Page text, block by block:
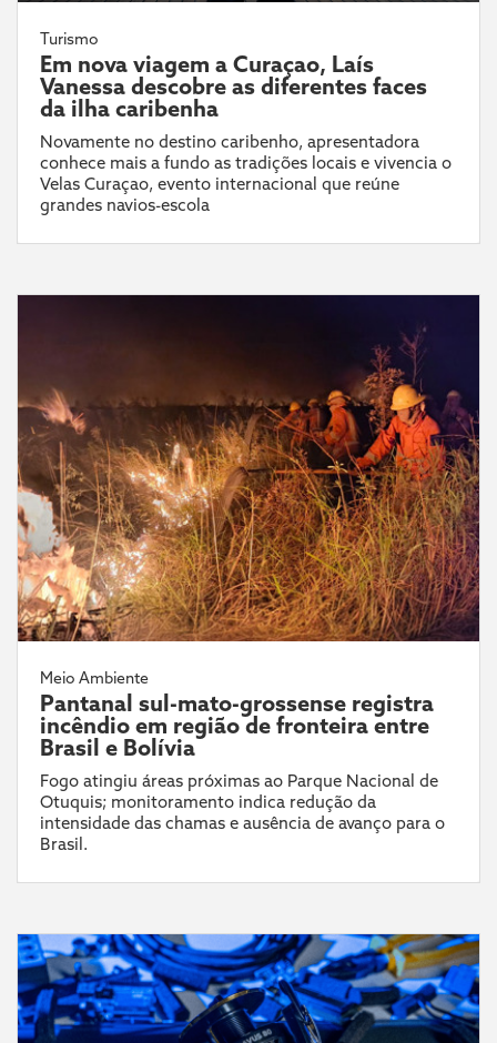
Turismo
Em nova viagem a Curaçao, Laís
Vanessa descobre as diferentes faces
da ilha caribenha
Novamente no destino caribenho, apresentadora
conhece mais a fundo as tradições locais e vivencia o
Velas Curaçao, evento internacional que reúne
grandes navios-escola
Meio Ambiente
Pantanal sul-mato-grossense registra
incêndio em região de fronteira entre
Brasil e Bolívia
Fogo atingiu áreas próximas ao Parque Nacional de
Otuquis; monitoramento indica redução da
intensidade das chamas e ausência de avanço para o
Brasil.